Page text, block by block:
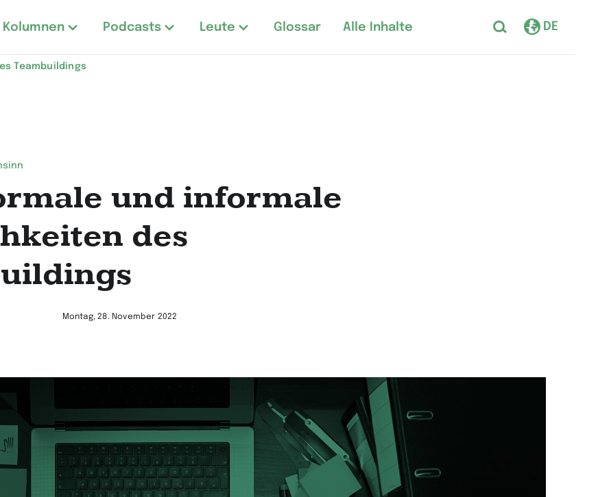
Kolumnen Podcasts Leute Glossar Alle Inhalte DE
Teambuildings
und informale
des
Montag, 28. November 2022